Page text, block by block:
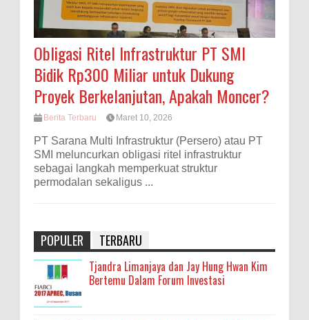
Obligasi Ritel Infrastruktur PT SMI
Bidik Rp300 Miliar untuk Dukung
Proyek Berkelanjutan, Apakah Moncer?
Berita Terbaru Maret 10, 2026
PT Sarana Multi Infrastruktur (Persero) atau PT
SMI meluncurkan obligasi ritel infrastruktur
sebagai langkah memperkuat struktur
permodalan sekaligus ...
POPULER TERBARU
Tjandra Limanjaya dan Jay Hung Hwan Kim
Bertemu Dalam Forum Investasi